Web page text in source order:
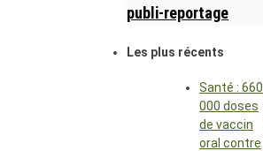
publi-reportage
Les plus récents
Santé : 660
000 doses
de vaccin
oral contre